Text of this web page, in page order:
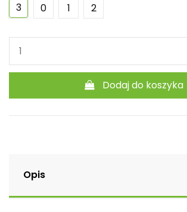
3
0 1 2
Dodaj do koszyka
Opis